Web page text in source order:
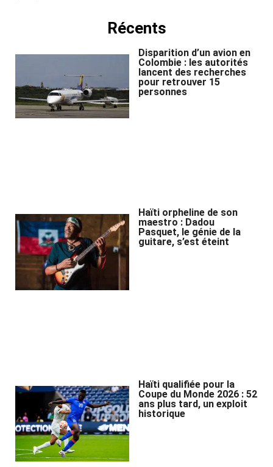
Récents
Disparition d’un avion en
Colombie : les autorités
lancent des recherches
pour retrouver 15
personnes
Haïti orpheline de son
maestro : Dadou
Pasquet, le génie de la
guitare, s’est éteint
Haïti qualifiée pour la
Coupe du Monde 2026 : 52
ans plus tard, un exploit
historique